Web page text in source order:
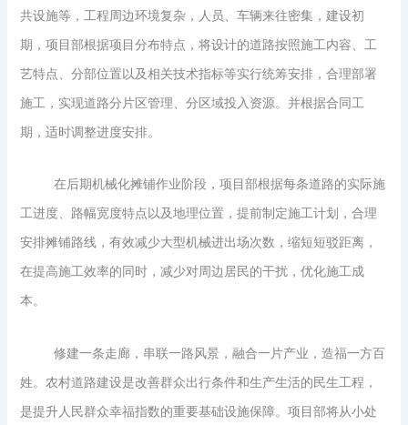
共设施等，工程周边环境复杂，人员、车辆来往密集，建设初
期，项目部根据项目分布特点，将设计的道路按照施工内容、工
艺特点、分部位置以及相关技术指标等实行统筹安排，合理部署
施工，实现道路分片区管理、分区域投入资源。并根据合同工
期，适时调整进度安排。
在后期机械化摊铺作业阶段，项目部根据每条道路的实际施
工进度、路幅宽度特点以及地理位置，提前制定施工计划，合理
安排摊铺路线，有效减少大型机械进出场次数，缩短短驳距离，
在提高施工效率的同时，减少对周边居民的干扰，优化施工成
本。
修建一条走廊，串联一路风景，融合一片产业，造福一方百
姓。农村道路建设是改善群众出行条件和生产生活的民生工程，
是提升人民群众幸福指数的重要基础设施保障。项目部将从小处